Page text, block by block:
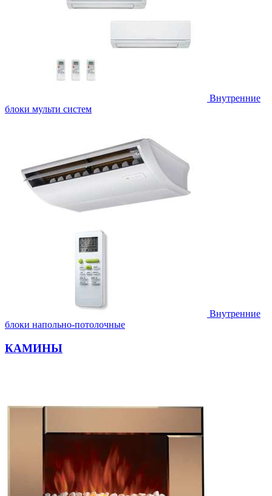
Внутренние
блоки мульти систем
Внутренние
блоки напольно-потолочные
КАМИНЫ